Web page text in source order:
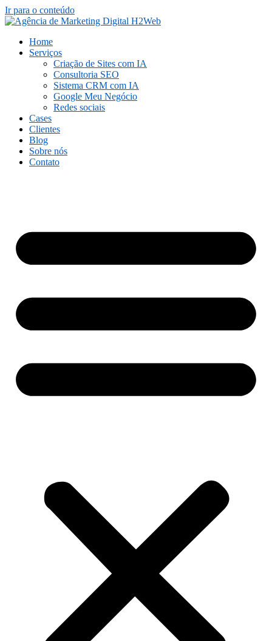
Ir para o conteúdo
Home
Serviços
Criação de Sites com IA
Consultoria SEO
Sistema CRM com IA
Google Meu Negócio
Redes sociais
Cases
Clientes
Blog
Sobre nós
Contato